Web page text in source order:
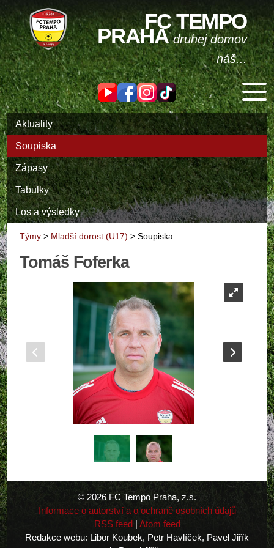
FC TEMPO
PRAHAdruhej domov
náš...
Aktuality
Soupiska
Zápasy
Tabulky
Los a výsledky
Týmy > Mladší dorost (U17) > Soupiska
Tomáš Foferka
© 2026 FC Tempo Praha, z.s.
Informace o autorství a o ochraně osobních údajů
RSS feed
Atom feed
Redakce webu: Libor Koubek, Petr Havlíček, Pavel Jiřík